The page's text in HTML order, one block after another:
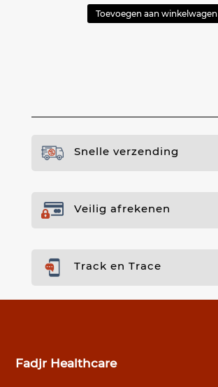
Toevoegen aan winkelwagen
Snelle verzending
Veilig afrekenen
Track en Trace
Fadjr Healthcare